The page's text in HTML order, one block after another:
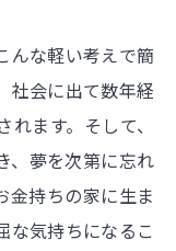
んな軽い考えで簡
社会に出て数年経
ます。そして、
、夢を次第に忘れ
金持ちの家に生ま
な気持ちになるこ